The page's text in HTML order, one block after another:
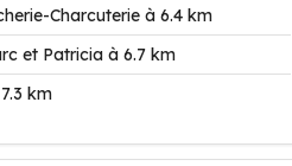
Charcuterie à 6.4 km
et Patricia à 6.7 km
km